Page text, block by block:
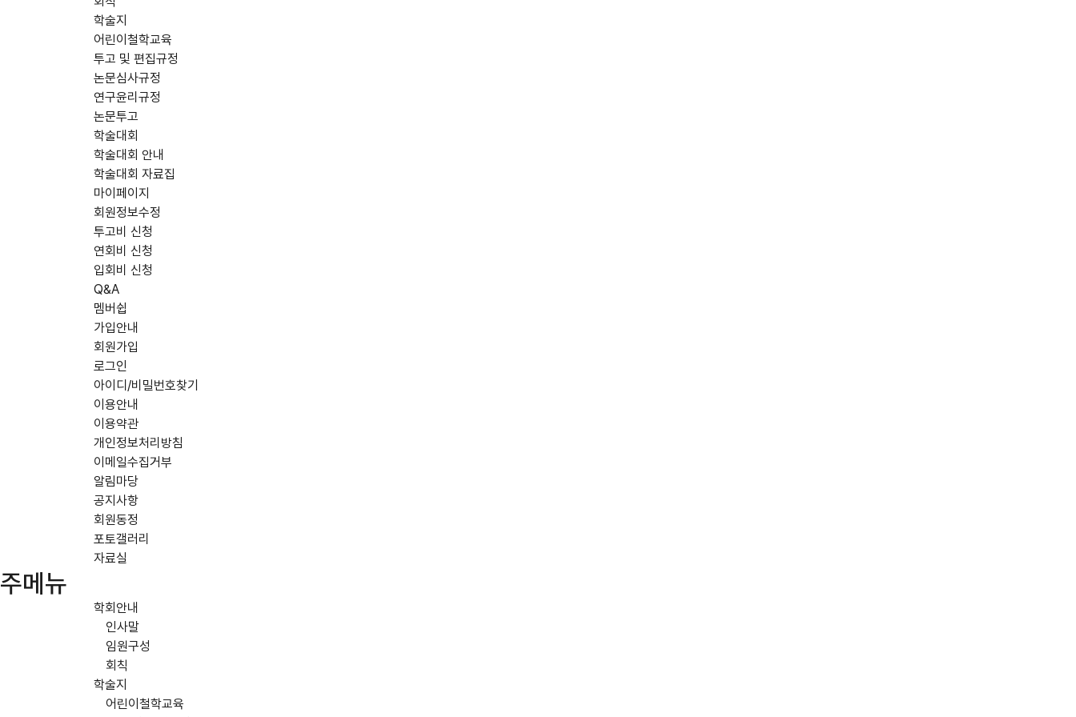
학술지
어린이철학교육
투고 및 편집규정
논문심사규정
연구윤리규정
논문투고
학술대회
학술대회 안내
학술대회 자료집
마이페이지
회원정보수정
투고비 신청
연회비 신청
입회비 신청
Q&A
멤버쉽
가입안내
회원가입
로그인
아이디/비밀번호찾기
이용안내
이용약관
개인정보처리방침
이메일수집거부
알림마당
공지사항
회원동정
포토갤러리
자료실
주메뉴
학회안내
인사말
임원구성
회칙
학술지
어린이철학교육